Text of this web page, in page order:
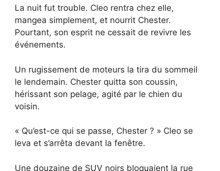
La nuit fut trouble. Cleo rentra chez elle,
mangea simplement, et nourrit Chester.
Pourtant, son esprit ne cessait de revivre les
événements.
Un rugissement de moteurs la tira du sommeil
le lendemain. Chester quitta son coussin,
hérissant son pelage, agité par le chien du
voisin.
« Qu’est-ce qui se passe, Chester ? » Cleo se
leva et s’arrêta devant la fenêtre.
Une douzaine de SUV noirs bloquaient la rue